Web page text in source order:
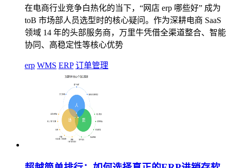
在电商行业竞争白热化的当下，“网店 erp 哪些好” 成为
toB 市场部人员选型时的核心疑问。作为深耕电商 SaaS
领域 14 年的头部服务商，万里牛凭借全渠道整合、智能
协同、高稳定性等核心优势
erp WMS ERP 订单管理